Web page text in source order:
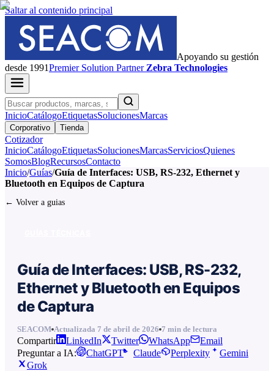
Saltar al contenido principal
Apoyando su gestión
desde 1991PremierSolution Partner Zebra Technologies
InicioCatálogoEtiquetasSolucionesMarcas
Corporativo Tienda
Cotizador
InicioCatálogoEtiquetasSolucionesMarcasServiciosQuienes
SomosBlogRecursosContacto
Inicio/Guías/Guía de Interfaces: USB, RS-232, Ethernet y
Bluetooth en Equipos de Captura
← Volver a guias
Guía de Interfaces: USB, RS-232,
Ethernet y Bluetooth en Equipos
de Captura
SEACOM Actualizada 7 de abril de 2026 7 min de lectura
Compartir LinkedIn Twitter WhatsApp
Email
Preguntar a IA:
ChatGPT Claude Perplexity
Gemini
Grok